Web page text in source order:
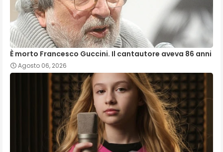
È morto Francesco Guccini. Il cantautore aveva 86 anni
Agosto 06, 2026